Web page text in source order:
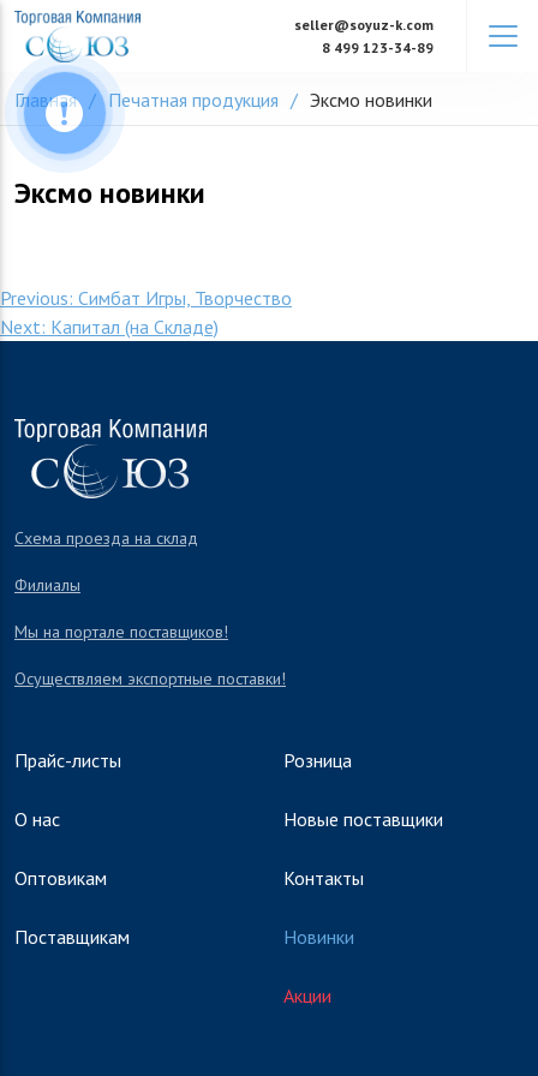
Skip
content
seller@soyuz-k.com
8 499 123-34-89
Главная Печатная продукция Эксмо новинки
Эксмо новинки
Навигация
по
Previous: Симбат Игры, Творчество
Next: Капитал (на Складе)
Схема проезда на склад
Филиалы
Мы на портале поставщиков!
Осуществляем экспортные поставки!
Прайс-листы
О нас
Оптовикам
Поставщикам
Розница
Новые поставщики
Контакты
Новинки
Акции